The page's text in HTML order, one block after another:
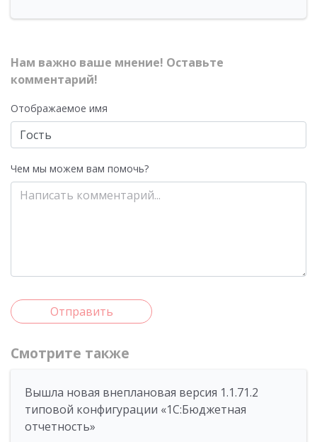
Нам важно ваше мнение! Оставьте
комментарий!
Отображаемое имя
Чем мы можем вам помочь?
Отправить
Смотрите также
Вышла новая внеплановая версия 1.1.71.2
типовой конфигурации «1C:Бюджетная
отчетность»